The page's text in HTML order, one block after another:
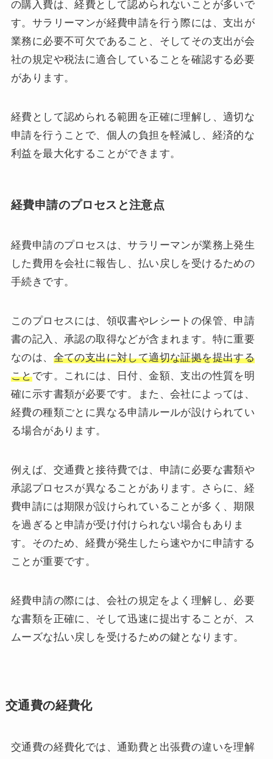
の購入費は、経費として認められないことが多いで
す。サラリーマンが経費申請を行う際には、支出が
業務に必要不可欠であること、そしてその支出が会
社の規定や税法に適合していることを確認する必要
があります。
経費として認められる範囲を正確に理解し、適切な
申請を行うことで、個人の負担を軽減し、経済的な
利益を最大化することができます。
経費申請のプロセスと注意点
経費申請のプロセスは、サラリーマンが業務上発生
した費用を会社に報告し、払い戻しを受けるための
手続きです。
このプロセスには、領収書やレシートの保管、申請
書の記入、承認の取得などが含まれます。特に重要
なのは、 全ての支出に対して適切な証拠を提出する
ことです。これには、日付、金額、支出の性質を明
確に示す書類が必要です。また、会社によっては、
経費の種類ごとに異なる申請ルールが設けられてい
る場合があります。
例えば、交通費と接待費では、申請に必要な書類や
承認プロセスが異なることがあります。さらに、経
費申請には期限が設けられていることが多く、期限
を過ぎると申請が受け付けられない場合もありま
す。そのため、経費が発生したら速やかに申請する
ことが重要です。
経費申請の際には、会社の規定をよく理解し、必要
な書類を正確に、そして迅速に提出することが、ス
ムーズな払い戻しを受けるための鍵となります。
交通費の経費化
交通費の経費化では、通勤費と出張費の違いを理解